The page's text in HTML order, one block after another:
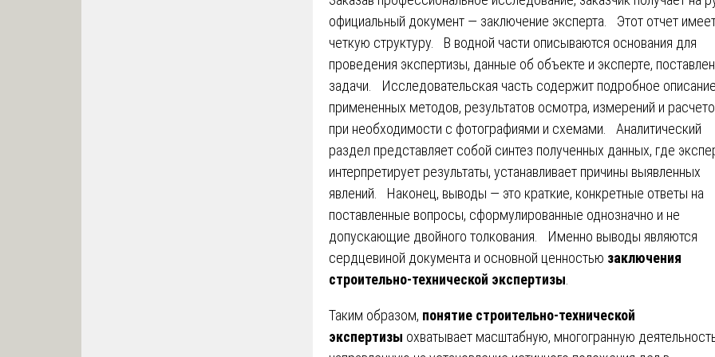
официальный документ — заключение эксперта. Этот отчет
четкую структуру. В водной части описываются основания для
проведения экспертизы, данные об объекте и экспертe,
задачи. Исследовательская часть содержит подробное описание
примененных методов, результатов осмотра, измерений и
при необходимости с фотографиями и схемами. Аналитический
раздел представляет собой синтез полученных данных, где
интерпретирует результаты, устанавливает причины выявленных
явлений. Наконец, выводы — это краткие, конкретные ответы на
поставленные вопросы, сформулированные однозначно и не
допускающие двойного толкования. Именно выводы являются
сердцевиной документа и основной ценностью заключения
строительно-технической экспертизы
Таким образом, понятие строительно-технической
экспертизы охватывает масштабную, многогранную